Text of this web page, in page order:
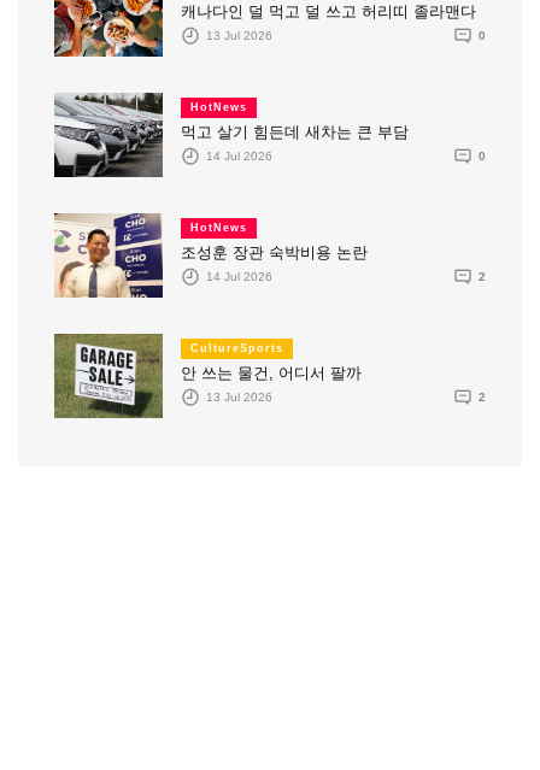
캐나다인 덜 먹고 덜 쓰고 허리띠 졸라맨다
13 Jul 2026 0
HotNews
먹고 살기 힘든데 새차는 큰 부담
14 Jul 2026 0
HotNews
조성훈 장관 숙박비용 논란
14 Jul 2026 2
CultureSports
안 쓰는 물건, 어디서 팔까
13 Jul 2026 2